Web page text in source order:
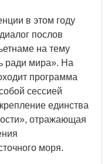
в этом году
послов
на тему
ради мира». На
программа
сессией
единства
отражающая
моря.